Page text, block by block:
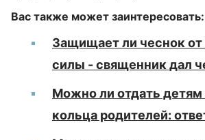
Вас также может заинтересовать:
Защищает ли чеснок от
силы - священник дал
Можно ли отдать
кольца родителей: